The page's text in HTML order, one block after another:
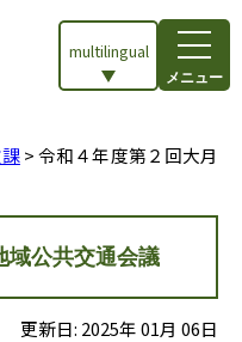
multilingual
メニュー
> 令和４年度第２回大月
域公共交通会議
更新日: 2025年01月 06日